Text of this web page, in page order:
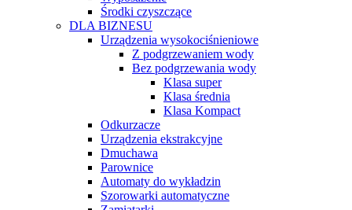
Środki czyszczące
DLA BIZNESU
Urządzenia wysokociśnieniowe
Z podgrzewaniem wody
Bez podgrzewania wody
Klasa super
Klasa średnia
Klasa Kompact
Odkurzacze
Urządzenia ekstrakcyjne
Dmuchawa
Parownice
Automaty do wykładzin
Szorowarki automatyczne